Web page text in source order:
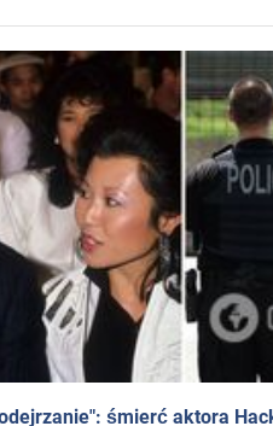
śmierć aktora